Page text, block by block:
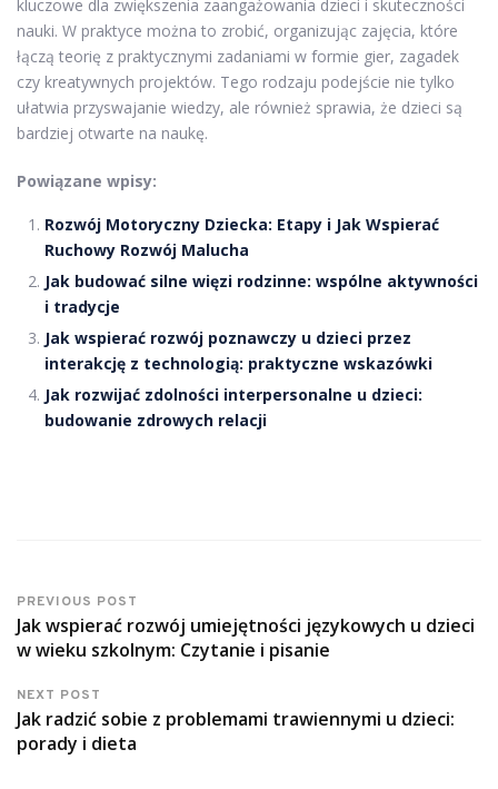
kluczowe dla zwiększenia zaangażowania dzieci i skuteczności
nauki. W praktyce można to zrobić, organizując zajęcia, które
łączą teorię z praktycznymi zadaniami w formie gier, zagadek
czy kreatywnych projektów. Tego rodzaju podejście nie tylko
ułatwia przyswajanie wiedzy, ale również sprawia, że dzieci są
bardziej otwarte na naukę.
Powiązane wpisy:
Rozwój Motoryczny Dziecka: Etapy i Jak Wspierać
Ruchowy Rozwój Malucha
Jak budować silne więzi rodzinne: wspólne aktywności
i tradycje
Jak wspierać rozwój poznawczy u dzieci przez
interakcję z technologią: praktyczne wskazówki
Jak rozwijać zdolności interpersonalne u dzieci:
budowanie zdrowych relacji
PREVIOUS POST
Jak wspierać rozwój umiejętności językowych u dzieci
w wieku szkolnym: Czytanie i pisanie
NEXT POST
Jak radzić sobie z problemami trawiennymi u dzieci:
porady i dieta